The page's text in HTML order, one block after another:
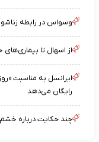
وسواس در رابطه
از اسهال تا
رایگان می‌دهد
چند حکایت درباره